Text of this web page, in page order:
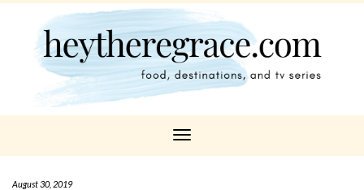
Toggle
August 30, 2019